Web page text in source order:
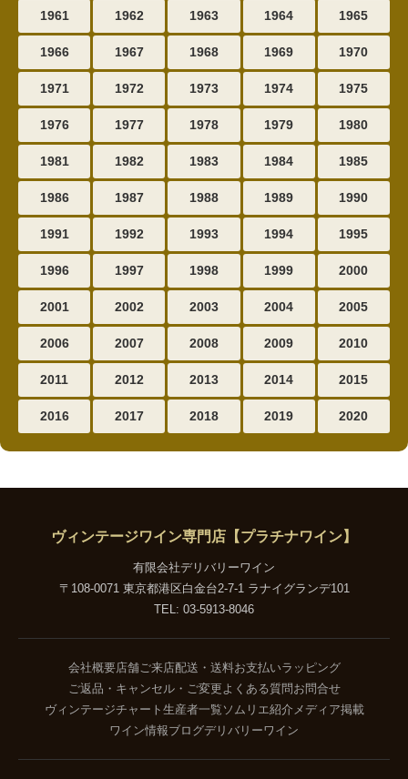
1961 1962 1963 1964 1965
1966 1967 1968 1969 1970
1971 1972 1973 1974 1975
1976 1977 1978 1979 1980
1981 1982 1983 1984 1985
1986 1987 1988 1989 1990
1991 1992 1993 1994 1995
1996 1997 1998 1999 2000
2001 2002 2003 2004 2005
2006 2007 2008 2009 2010
2011 2012 2013 2014 2015
2016 2017 2018 2019 2020
ヴィンテージワイン専門店【プラチナワイン】
有限会社デリバリーワイン
〒108-0071 東京都港区白金台2-7-1 ラナイグランデ101
TEL: 03-5913-8046
会社概要店舗ご来店配送・送料お支払いラッピング
ご返品・キャンセル・ご変更よくある質問 お問合せ
ヴィンテージチャート 生産者一覧 ソムリエ紹介 メディア掲載
ワイン情報ブログデリバリーワイン